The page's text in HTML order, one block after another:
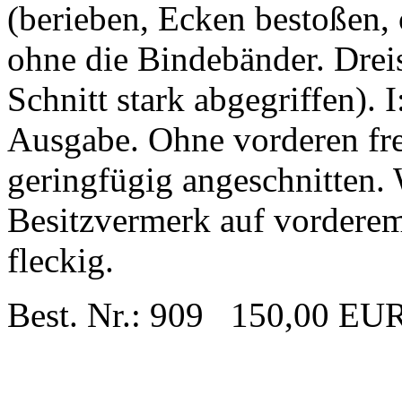
(berieben, Ecken
ohne die Bindebänder.
Schnitt stark abgegriffen).
Ausgabe. Ohne vorderen
geringfügig angeschnitten.
Besitzvermerk auf
fleckig.
Best. Nr.: 909 150,00